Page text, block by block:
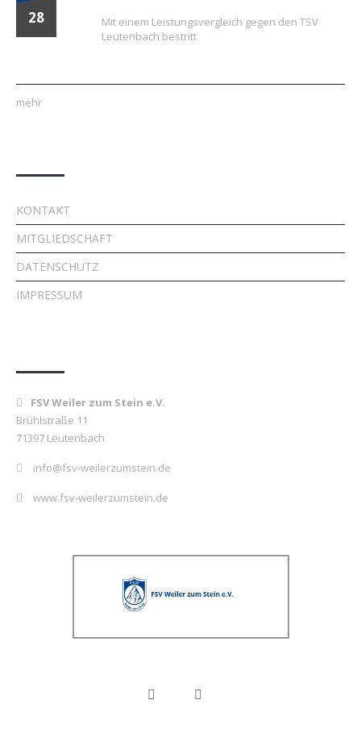
28
Mit einem Leistungsvergleich gegen den TSV
Leutenbach bestritt
mehr
KONTAKT
MITGLIEDSCHAFT
DATENSCHUTZ
IMPRESSUM
FSV Weiler zum Stein e.V.
Brühlstraße 11
71397 Leutenbach
info@fsv-weilerzumstein.de
www.fsv-weilerzumstein.de